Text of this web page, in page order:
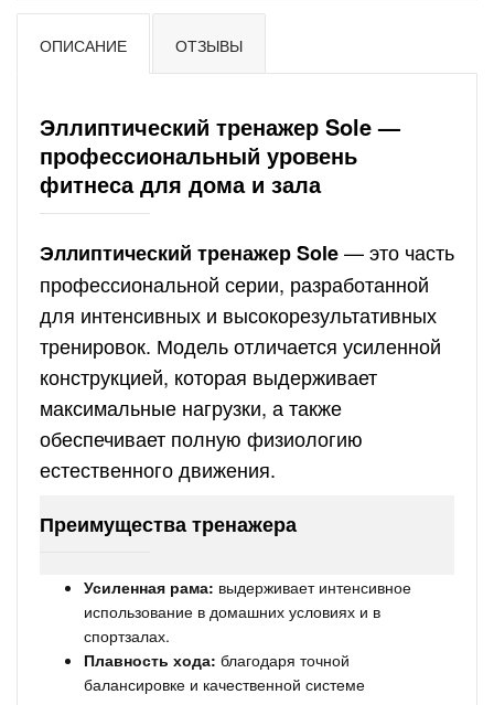
ОПИСАНИЕ ОТЗЫВЫ
Эллиптический тренажер Sole —
профессиональный уровень
фитнеса для дома и зала
Эллиптический тренажер Sole— это часть
профессиональной серии, разработанной
для интенсивных и высокорезультативных
тренировок. Модель отличается усиленной
конструкцией, которая выдерживает
максимальные нагрузки, а также
обеспечивает полную физиологию
естественного движения.
Преимущества тренажера
Усиленная рама: выдерживает интенсивное
использование в домашних условиях и в
спортзалах.
Плавность хода: благодаря точной
балансировке и качественной системе